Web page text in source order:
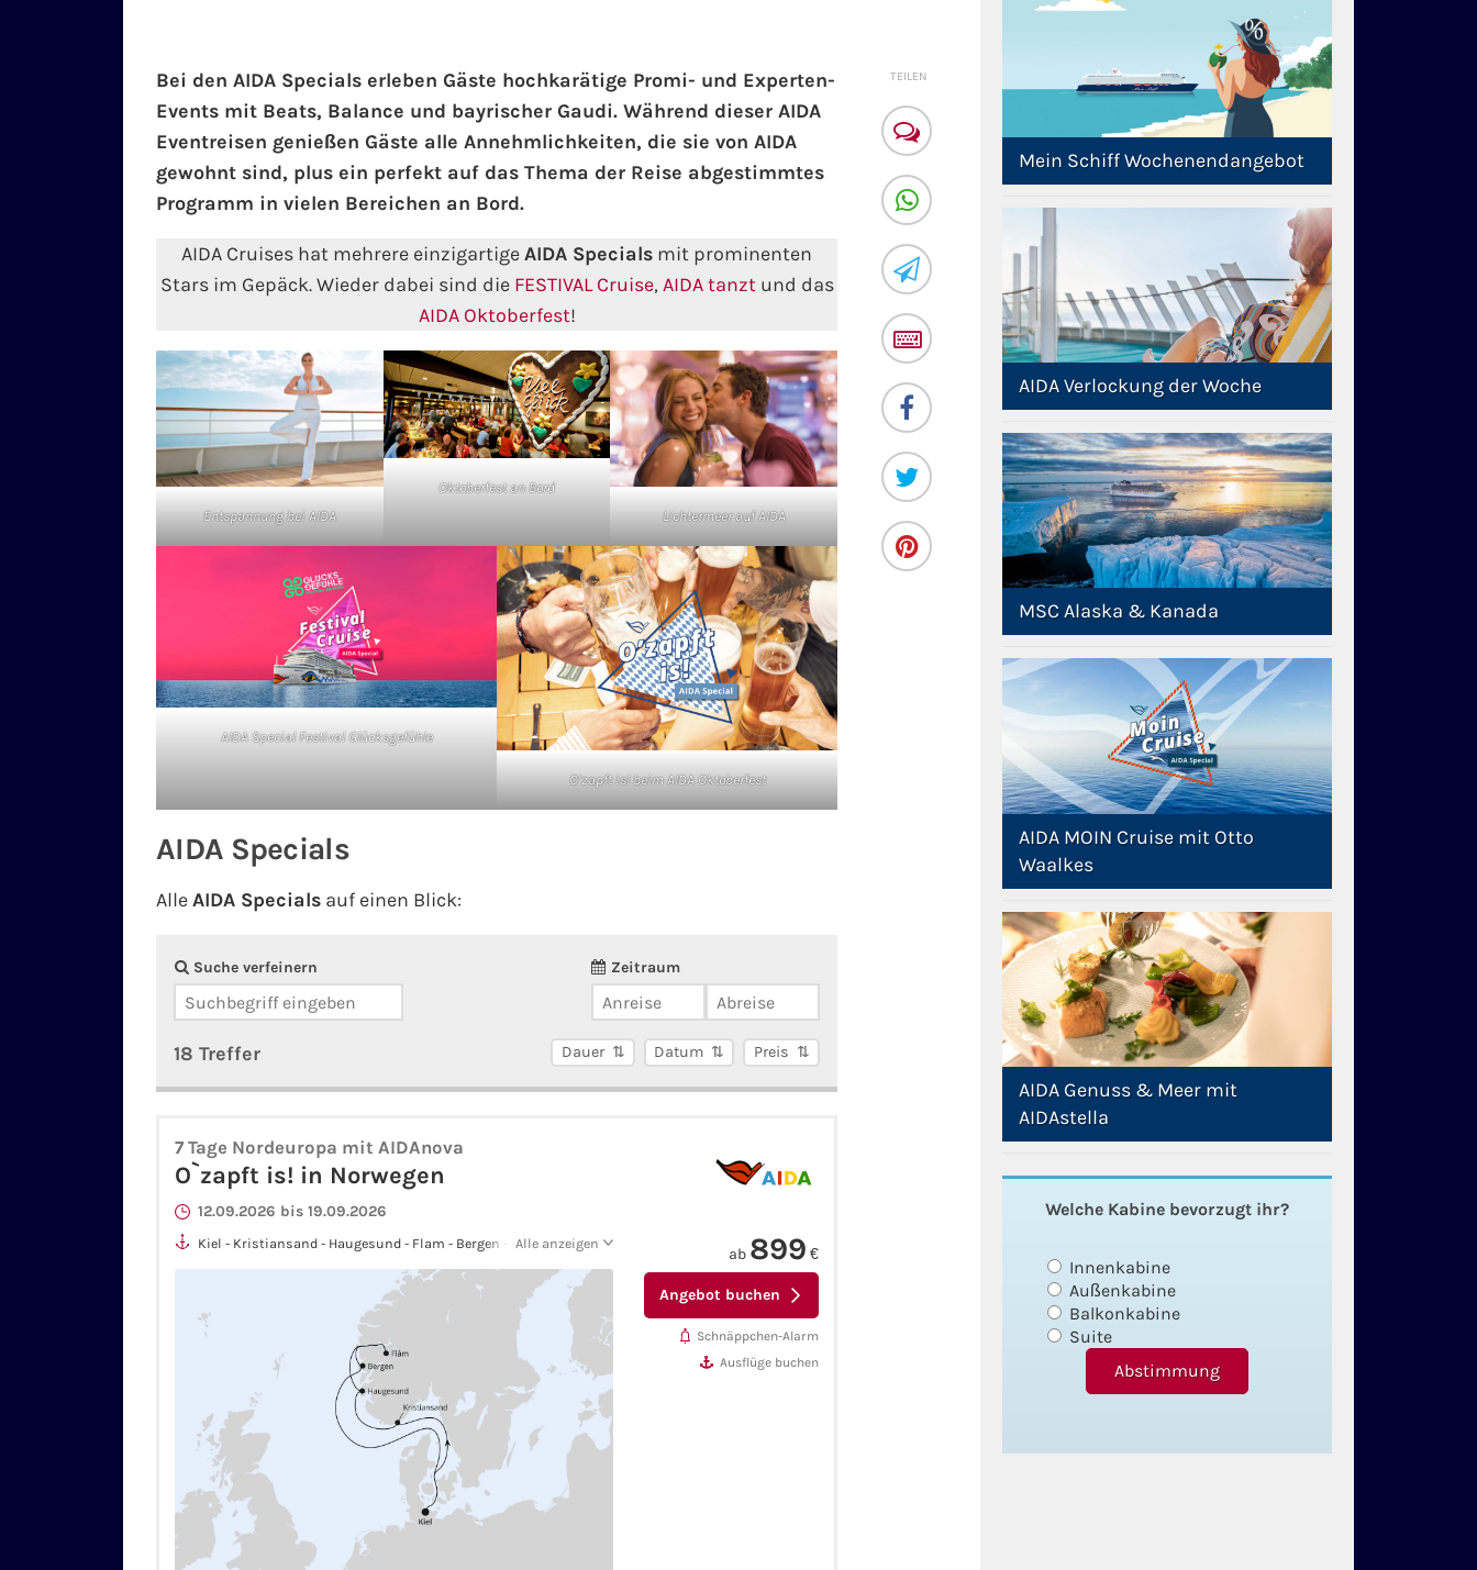
Bei den AIDA Specials erleben Gäste hochkarätige Promi- und Experten-
Events mit Beats, Balance und bayrischer Gaudi. Während dieser AIDA
Eventreisen genießen Gäste alle Annehmlichkeiten, die sie von AIDA
gewohnt sind, plus ein perfekt auf das Thema der Reise abgestimmtes
Programm in vielen Bereichen an Bord.
AIDA Cruises hat mehrere einzigartigeAIDA Specials mit prominenten
Stars im Gepäck. Wieder dabei sind die FESTIVAL Cruise, AIDA tanztund das
AIDA Oktoberfest!
Entspannung bei AIDA
Oktoberfest an Bord
Lichtermeer auf AIDA
AIDA Special Festival Glücksgefühle
O’zapft is! beim AIDA Oktoberfest
AIDA Specials
AlleAIDA Specials auf einen Blick:
Suche verfeinern Zeitraum
18 Treffer Dauer Datum Preis
7 Tage Nordeuropa mit AIDAnova
O`zapft is! in Norwegen
12.09.2026 bis 19.09.2026
Kiel - Kristiansand - Haugesund - Flam - Bergen - KielAlle anzeigen
ab 899 €
Angebot buchen
Schnäppchen-Alarm
Ausflüge buchen
TEILEN
Mein Schiff Wochenendangebot
AIDA Verlockung der Woche
MSC Alaska & Kanada
AIDA MOIN Cruise mit Otto
Waalkes
AIDA Genuss & Meer mit
AIDAstella
Welche Kabine bevorzugt ihr?
Innenkabine
Außenkabine
Balkonkabine
Suite